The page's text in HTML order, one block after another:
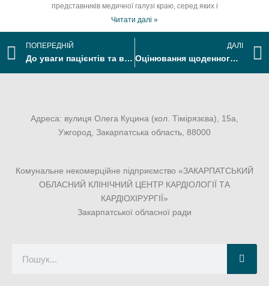
представників медичної галузі краю, серед яких і
Читати далі »
ПОПЕРЕДНІЙ
До уваги пацієнтів та відвідувачів: інформація про графік роботи
ДАЛІ
Оцінювання щоденного функціонування людини: перелік закладів охорони здоров’я Закарпатської області
Адреса: вулиця Олега Куцина (кол. Тімірязєва), 15а,
Ужгород, Закарпатська область, 88000
Комунальне некомерційне підприємство «ЗАКАРПАТСЬКИЙ
ОБЛАСНИЙ КЛІНІЧНИЙ ЦЕНТР КАРДІОЛОГІЇ ТА
КАРДІОХІРУРГІЇ»
Закарпатської обласної ради